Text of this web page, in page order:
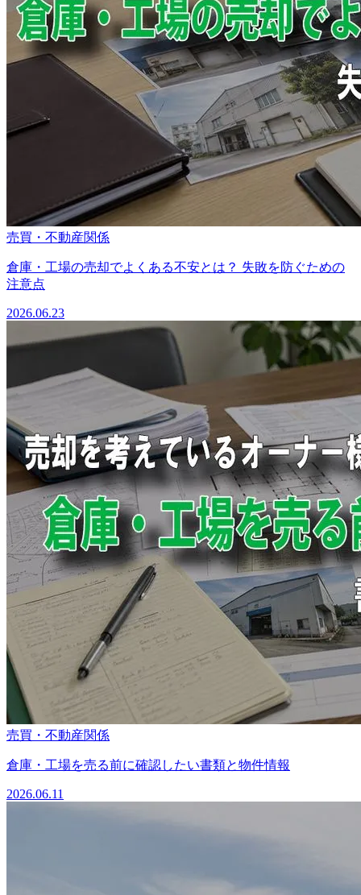
売買・不動産関係
倉庫・工場の売却でよくある不安とは？ 失敗を防ぐための
注意点
2026.06.23
売買・不動産関係
倉庫・工場を売る前に確認したい書類と物件情報
2026.06.11